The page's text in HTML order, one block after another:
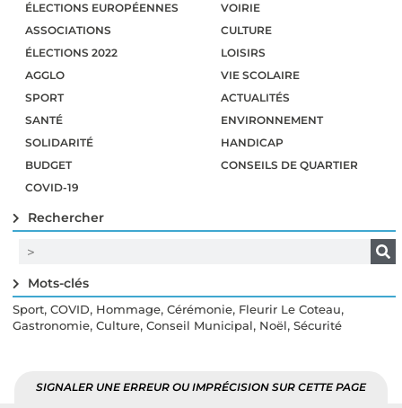
ÉLECTIONS EUROPÉENNES
ASSOCIATIONS
ÉLECTIONS 2022
AGGLO
SPORT
SANTÉ
SOLIDARITÉ
BUDGET
COVID-19
VOIRIE
CULTURE
LOISIRS
VIE SCOLAIRE
ACTUALITÉS
ENVIRONNEMENT
HANDICAP
CONSEILS DE QUARTIER
Rechercher
Mots-clés
Sport, COVID, Hommage, Cérémonie, Fleurir Le Coteau,
Gastronomie, Culture, Conseil Municipal, Noël, Sécurité
SIGNALER UNE ERREUR OU IMPRÉCISION SUR CETTE PAGE